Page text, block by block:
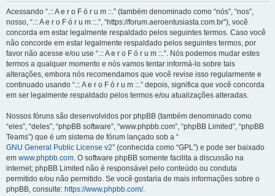
Acessando “.:: A e r o F ó r u m ::.” (também denominado como “nós”, “nos”,
nosso, “.:: A e r o F ó r u m ::.”, “https://forum.aeroentusiasta.com.br”), você
concorda em estar legalmente respaldado pelos seguintes termos. Caso você
não concorde em estar legalmente respaldado pelos seguintes termos, por
favor não acesse e/ou use “.:: A e r o F ó r u m ::.”. Nós podemos mudar estes
termos a qualquer momento e nós vamos tentar informá-lo sobre tais
alterações, embora nós recomendamos que você revise isso regularmente e
continuado usando “.:: A e r o F ó r u m ::.” depois, significa que você concorda
em ser legalmente respaldado pelos termos e/ou atualizações alteradas.
Nossos fóruns são desenvolvidos por phpBB (também denominado como
“eles”, “deles”, “phpBB software”, “www.phpbb.com”, “phpBB Limited”, “phpBB
Teams”) que é um sistema de fórum lançado sob a “
GNU General Public License v2” (conhecida como “GPL”) e pode ser baixado
em www.phpbb.com. O software phpBB somente facilita a discussão na
internet; phpBB Limited não é responsável pelo conteúdo ou conduta
permitido e/ou não permitido. Se você gostaria de mais informações sobre o
phpBB, consulte: https://www.phpbb.com/.